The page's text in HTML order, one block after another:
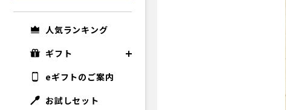
人気ランキング
ギフト
eギフトのご案内
お試しセット